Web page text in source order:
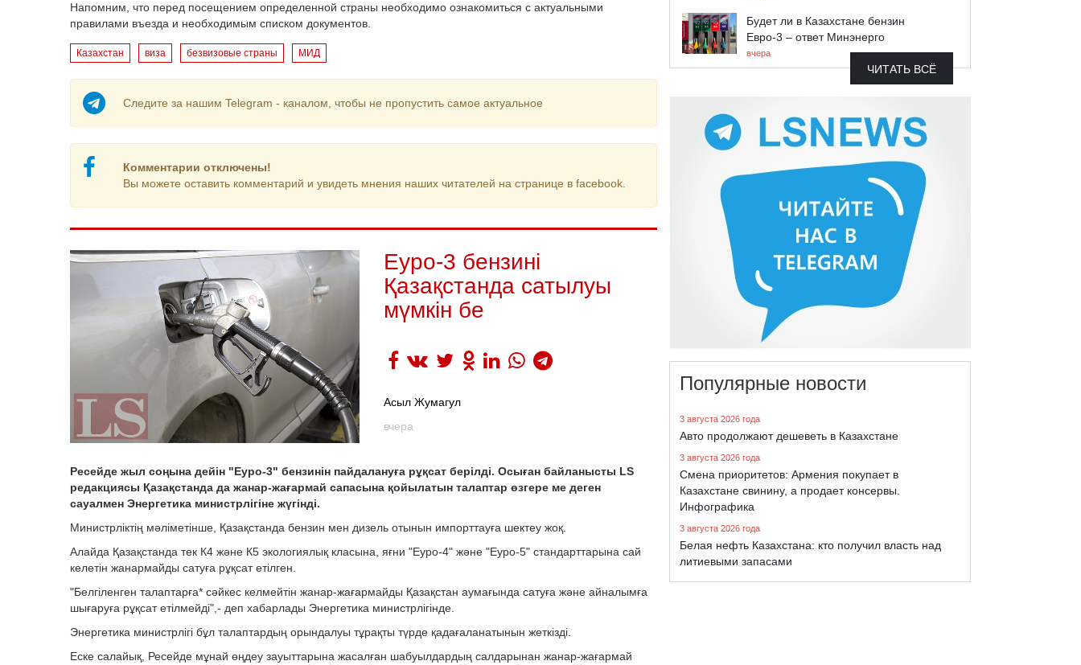
Напомним, что перед посещением определенной страны необходимо ознакомиться с актуальными
правилами въезда и необходимым списком документов.
Казахстан виза безвизовые страны МИД
Следите за нашим Telegram - каналом, чтобы не пропустить самое актуальное
Комментарии отключены!
Вы можете оставить комментарий и увидеть мнения наших читателей на странице в facebook.
Еуро-3 бензині
Қазақстанда сатылуы
мүмкін бе
Асыл Жумагул
вчера
Ресейде жыл соңына дейін "Еуро-3" бензинін пайдалануға рұқсат берілді. Осыған байланысты LS
редакциясы Қазақстанда да жанар-жағармай сапасына қойылатын талаптар өзгере ме деген
сауалмен Энергетика министрлігіне жүгінді.
Министрліктің мәліметінше, Қазақстанда бензин мен дизель отынын импорттауға шектеу жоқ.
Алайда Қазақстанда тек К4 және К5 экологиялық класына, яғни "Еуро-4" және "Еуро-5" стандарттарына сай
келетін жанармайды сатуға рұқсат етілген.
"Белгіленген талаптарға* сәйкес келмейтін жанар-жағармайды Қазақстан аумағында сатуға және айналымға
шығаруға рұқсат етілмейді",- деп хабарлады Энергетика министрлігінде.
Энергетика министрлігі бұл талаптардың орындалуы тұрақты түрде қадағаланатынын жеткізді.
Еске салайық, Ресейде мұнай өңдеу зауыттарына жасалған шабуылдардың салдарынан жанар-жағармай
Будет ли в Казахстане бензин
Евро-3 – ответ Минэнерго
вчера
ЧИТАТЬ ВСЁ
Популярные новости
3 августа 2026 года
Авто продолжают дешеветь в Казахстане
3 августа 2026 года
Смена приоритетов: Армения покупает в
Казахстане свинину, а продает консервы.
Инфографика
3 августа 2026 года
Белая нефть Казахстана: кто получил власть над
литиевыми запасами